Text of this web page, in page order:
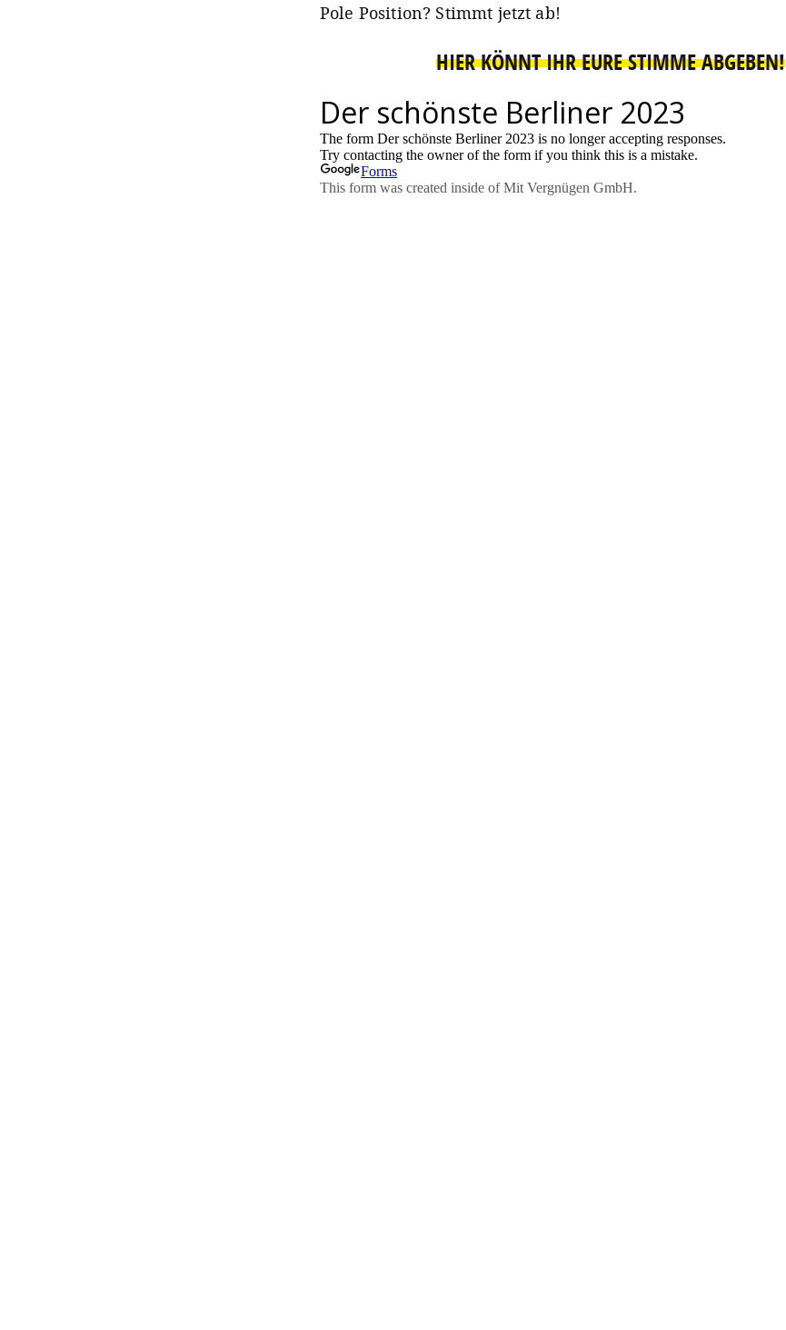
Pole Position? Stimmt jetzt ab!
HIER KÖNNT IHR EURE STIMME ABGEBEN!